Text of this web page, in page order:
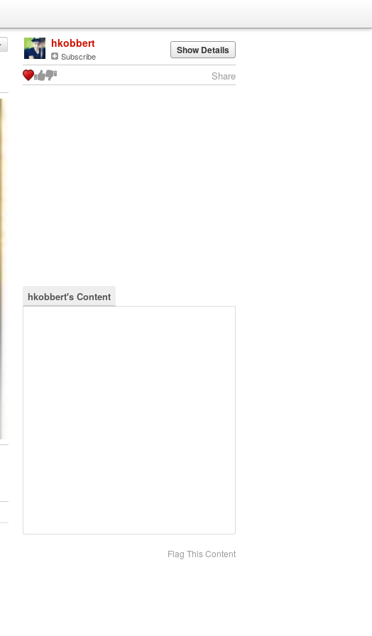
hkobbert
Subscribe Show Details
Share
hkobbert's Content
Flag This Content